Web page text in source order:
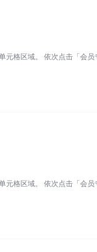
格区域。 依次点击「会
格区域。 依次点击「会